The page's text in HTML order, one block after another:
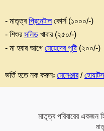
- মাতৃত্বপ্রিনেটালকোর্স (১০০০/-)
- শিশুরসলিড খাবার (২৫০/-)
- মা হবার আগে মেয়েদের পুষ্টি(২০০/-)
ভর্তি হতে নক করুনঃ মেসেঞ্জার/
মাতৃত্ব পরিবারের একজন